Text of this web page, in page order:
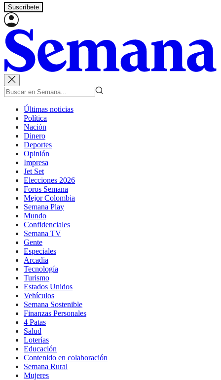
Suscríbete
Últimas noticias
Política
Nación
Dinero
Deportes
Opinión
Impresa
Jet Set
Elecciones 2026
Foros Semana
Mejor Colombia
Semana Play
Mundo
Confidenciales
Semana TV
Gente
Especiales
Arcadia
Tecnología
Turismo
Estados Unidos
Vehículos
Semana Sostenible
Finanzas Personales
4 Patas
Salud
Loterías
Educación
Contenido en colaboración
Semana Rural
Mujeres